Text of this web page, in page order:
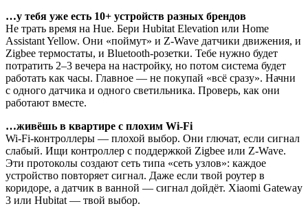
…у тебя уже есть 10+ устройств разных брендов
Не трать время на Hue. Бери Hubitat Elevation или Home
Assistant Yellow. Они «поймут» и Z-Wave датчики движения, и
Zigbee термостаты, и Bluetooth-розетки. Тебе нужно будет
потратить 2–3 вечера на настройку, но потом система будет
работать как часы. Главное — не покупай «всё сразу». Начни
с одного датчика и одного светильника. Проверь, как они
работают вместе.
…живёшь в квартире с плохим Wi-Fi
Wi-Fi-контроллеры — плохой выбор. Они глючат, если сигнал
слабый. Ищи контроллер с поддержкой Zigbee или Z-Wave.
Эти протоколы создают сеть типа «сеть узлов»: каждое
устройство повторяет сигнал. Даже если твой роутер в
коридоре, а датчик в ванной — сигнал дойдёт. Xiaomi Gateway
3 или Hubitat — твой выбор.